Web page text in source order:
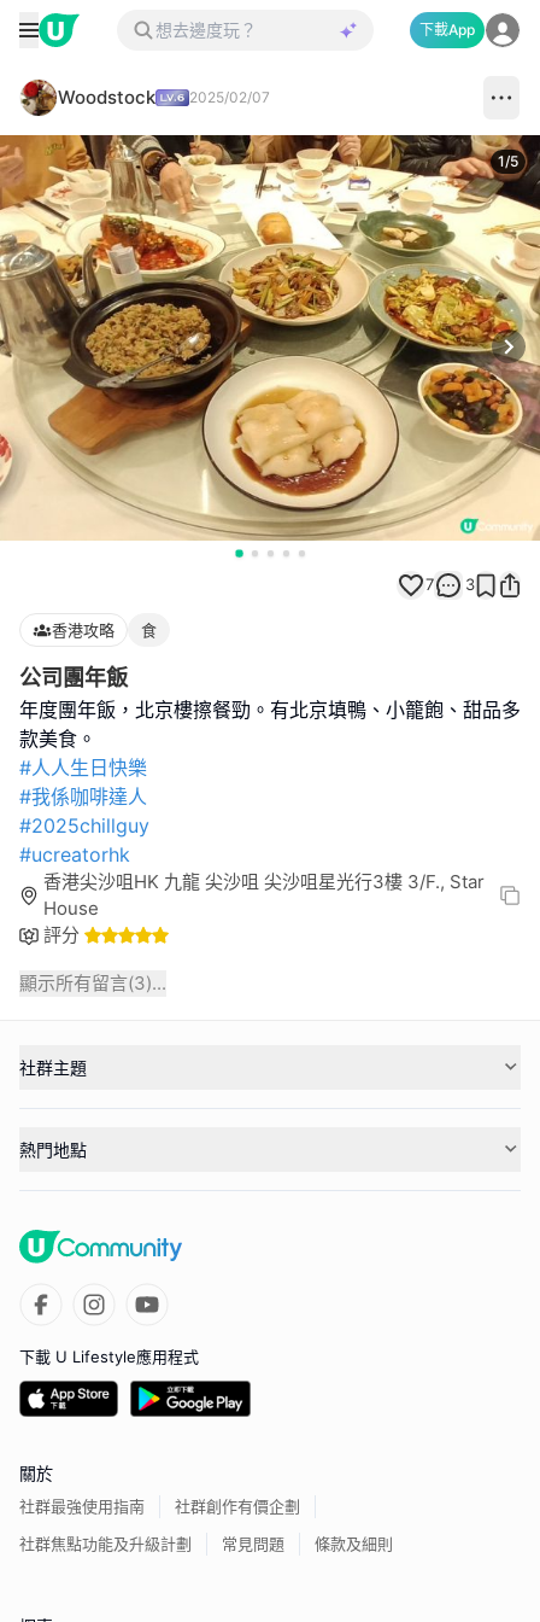
下載App
Woodstock 2025/02/07
1/5
7 3
香港攻略 食
公司團年飯
年度團年飯，北京樓擦餐勁。有北京填鴨、小籠飽、甜品多
#人人生日快樂
#我係咖啡達人
#2025chillguy
#ucreatorhk
香港尖沙咀HK 九龍 尖沙咀 尖沙咀星光行3樓 3/F., Star
House
評分
顯示所有留言(3)...
社群主題
熱門地點
下載 U Lifestyle應用程式
關於
社群最強使用指南
社群創作有價企劃
社群焦點功能及升級計劃
常見問題 條款及細則